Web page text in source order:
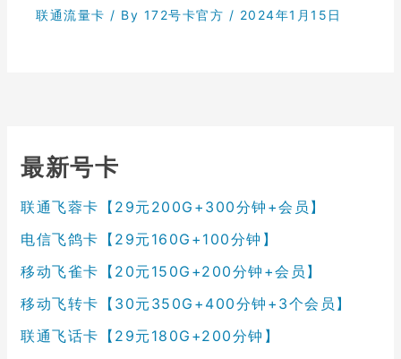
联通流量卡 / By 172号卡官方 / 2024年1月15日
最新号卡
联通飞蓉卡【29元200G+300分钟+会员】
电信飞鸽卡【29元160G+100分钟】
移动飞雀卡【20元150G+200分钟+会员】
移动飞转卡【30元350G+400分钟+3个会员】
联通飞话卡【29元180G+200分钟】